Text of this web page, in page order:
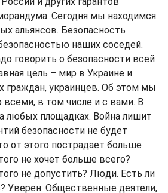
Сегодня мы находимся
альянсов. Безопасность
наших соседей.
говорить о безопасности всей
цель – мир в Украине и
граждан, украинцев. Об этом мы
всеми, в том числе и с вами. В
любых площадках. Война лишит
безопасности не будет
от этого пострадает больше
не хочет больше всего?
не допустить? Люди. Есть ли
Уверен. Общественные деятели,